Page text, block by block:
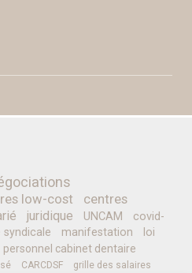
low-cost
centres
juridique UNCAM
covid-
syndicale manifestation
loi
personnel cabinet dentaire
CARCDSF grille des salaires